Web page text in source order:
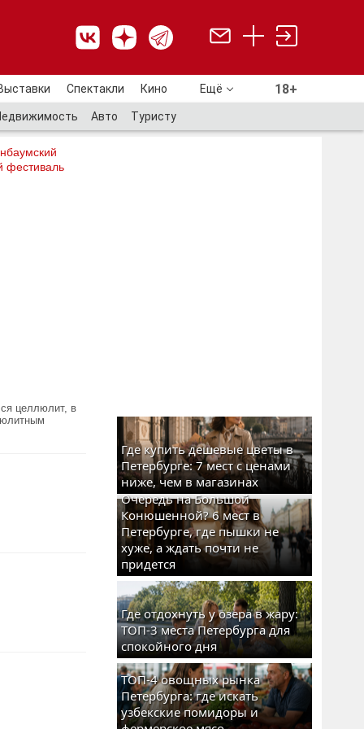
Спектакли Кино Ещё 18+
Авто Туристу
фестиваль
целлюлит, в
Где купить дешевые цветы в
Петербурге: 7 мест с ценами
ниже, чем в магазинах
Очередь на Большой
Конюшенной? 6 мест в
Петербурге, где пышки не
хуже, а ждать почти не
придется
Где отдохнуть у озера в жару:
ТОП-3 места Петербурга для
спокойного дня
ТОП-4 овощных рынка
Петербурга: где искать
узбекские помидоры и